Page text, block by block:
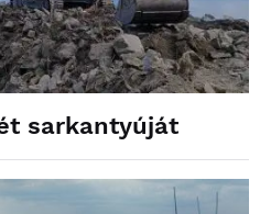
sarkantyúját